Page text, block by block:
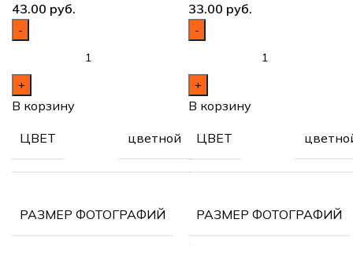
руб.
В корзину
ЦВЕТ цветной
РАЗМЕР ФОТОГРАФИЙ
см
руб.
В корзину
ЦВЕТ
РАЗМЕР ФОТОГРАФИЙ